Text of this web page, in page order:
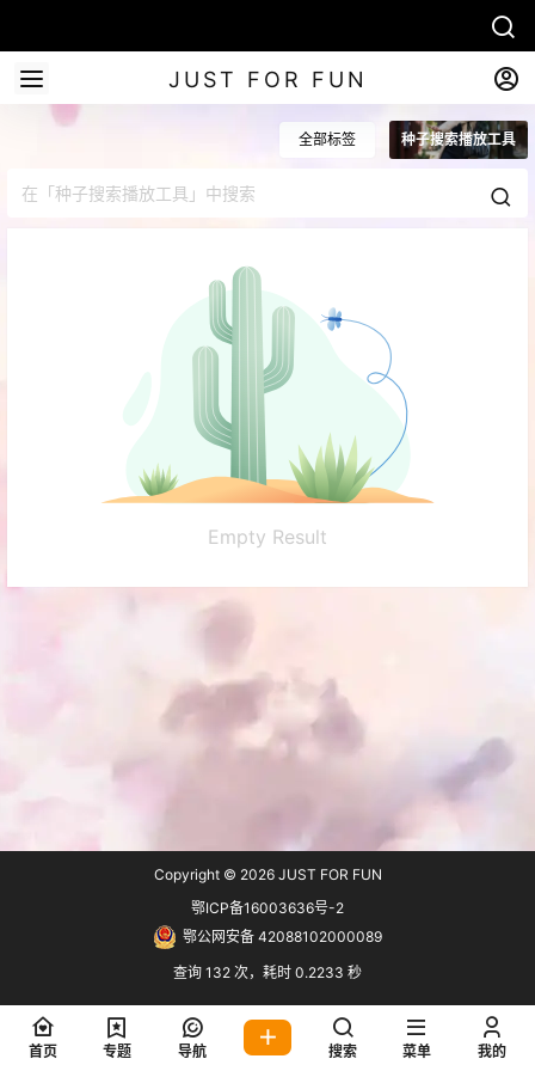
JUST FOR FUN
全部标签 种子搜索播放工具
Empty Result
Copyright © 2026JUST FOR FUN
鄂ICP备16003636号-2
鄂公网安备 42088102000089
查询 132 次，耗时 0.2233 秒
首页 专题 导航 搜索 菜单 我的